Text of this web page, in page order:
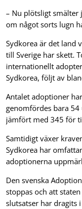
– Nu plötsligt smälter
om något sorts lugn
Sydkorea är det land
till Sverige har skett.
internationellt
Sydkorea, följt av
Antalet adoptioner
genomfördes bara
jämfört med 345 för
Samtidigt växer
Sydkorea har
adoptionerna
Den svenska
stoppas och att
slutsatser har dragits